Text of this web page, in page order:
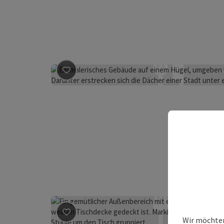
Beitrag merken: Restaurant Taborturm
Wir